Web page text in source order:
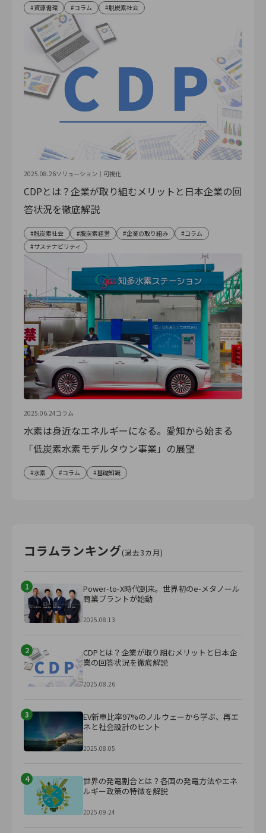
資源循環 コラム 脱炭素社会
2025.08.26ソリューション｜ 可視化
CDPとは？企業が取り組むメリットと日本企業の回
答状況を徹底解説
脱炭素社会 脱炭素経営 企業の取り組み
コラム
サステナビリティ
2025.06.24コラム
水素は身近なエネルギーになる。愛知から始まる
「低炭素水素モデルタウン事業」の展望
水素 コラム 基礎知識
コラムランキング(過去3カ月)
1
Power-to-X時代到来。世界初のe-メタノール
商業プラントが始動
2025.08.13
2
CDPとは？企業が取り組むメリットと日本企
業の回答状況を徹底解説
2025.08.26
3
EV新車比率97%のノルウェーから学ぶ、再エ
ネと社会設計のヒント
2025.08.05
4
世界の発電割合とは？各国の発電方法やエネ
ルギー政策の特徴を解説
2025.09.24